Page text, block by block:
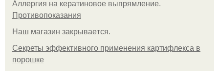
Аллергия на кератиновое выпрямление.
Противопоказания
Нaш магaзин зaкрывaeтся.
Секреты эффективного применения картифлекса в
порошке